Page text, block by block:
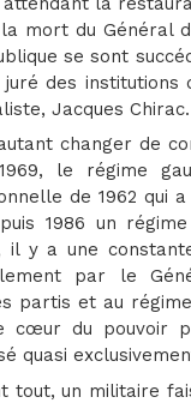
mort du Général
se sont
des
Jacques Chirac.
changer de
le régime
de 1962 qui
1986 un
y a une
par le
et au régime
cœur du pouvoir
quasi
tout, un militaire